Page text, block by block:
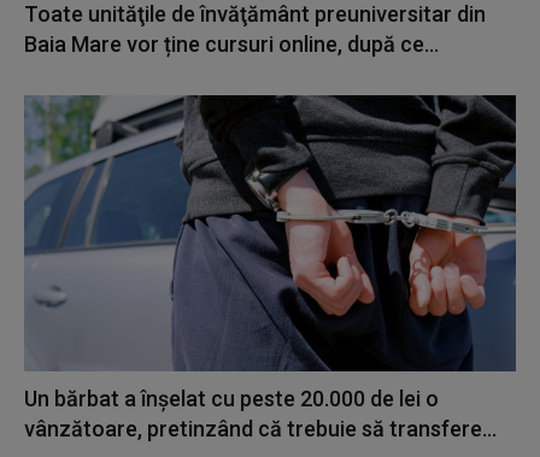
Toate unităţile de învăţământ preuniversitar din
Baia Mare vor ține cursuri online, după ce...
Un bărbat a înşelat cu peste 20.000 de lei o
vânzătoare, pretinzând că trebuie să transfere...